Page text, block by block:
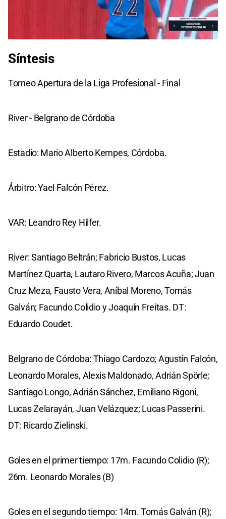
of
Síntesis
Torneo Apertura de la Liga Profesional - Final
River - Belgrano de Córdoba
Estadio: Mario Alberto Kempes, Córdoba.
Árbitro: Yael Falcón Pérez.
VAR: Leandro Rey Hilfer.
River: Santiago Beltrán; Fabricio Bustos, Lucas
Martínez Quarta, Lautaro Rivero, Marcos Acuña; Juan
Cruz Meza, Fausto Vera, Aníbal Moreno, Tomás
Galván; Facundo Colidio y Joaquín Freitas. DT:
Eduardo Coudet.
Belgrano de Córdoba: Thiago Cardozo; Agustín Falcón,
Leonardo Morales, Alexis Maldonado, Adrián Spörle;
Santiago Longo, Adrián Sánchez, Emiliano Rigoni,
Lucas Zelarayán, Juan Velázquez; Lucas Passerini.
DT: Ricardo Zielinski.
Goles en el primer tiempo: 17m. Facundo Colidio (R);
26m. Leonardo Morales (B)
Goles en el segundo tiempo: 14m. Tomás Galván (R);